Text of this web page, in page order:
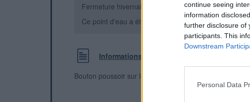
continue seeing
information
further disclosure of
participants. This
Downstream
Personal Data
Fermeture hivernale : non
Ce point d'eau a été ajouté par
Pierre C en 2024
Informations complémentaires
Bouton poussoir sur le 1er quai